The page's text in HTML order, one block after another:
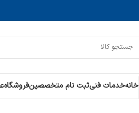
خانهخدمات فنیثبت نام متخصصینفروشگاه